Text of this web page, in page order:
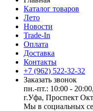
Каталог товаров
Лето
Новости
Trade-In
Оплата
Доставка
Контакты
+7 (962) 522-32-32
Заказать звонок
пн.-пт.: 10:00 -
г.Уфа, Проспект
Мы в социальных